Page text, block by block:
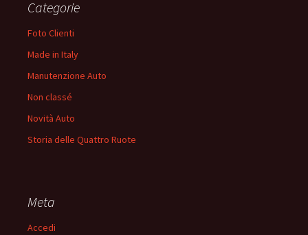
Categorie
Foto Clienti
Made in Italy
Manutenzione Auto
Non classé
Novità Auto
Storia delle Quattro Ruote
Meta
Accedi